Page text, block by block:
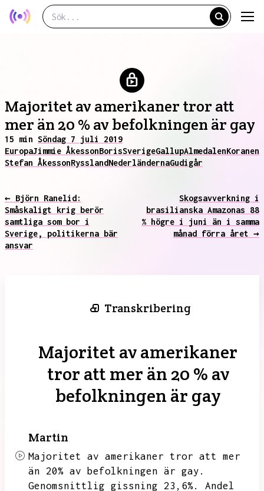
Majoritet av amerikaner tror att
mer än 20 % av befolkningen är gay
15 min Söndag 7 juli 2019
EuropaJimmie ÅkessonBorisSverigeGallupAlmedalenKoranen
Stefan ÅkessonRysslandNederländernaGudigår
← Björn Ranelid:
Småskaligt krig berör
samtliga som bor i
Sverige, politikerna bär
ansvar
Skogsavverkning i
brasilianska Amazonas 88
% högre i juni än i samma
månad förra året →
Transkribering
Majoritet av amerikaner
tror att mer än 20 % av
befolkningen är gay
Martin
Majoritet av amerikaner tror att mer
än 20% av befolkningen är gay.
Genomsnittlig gissning 23,6%.
Andel